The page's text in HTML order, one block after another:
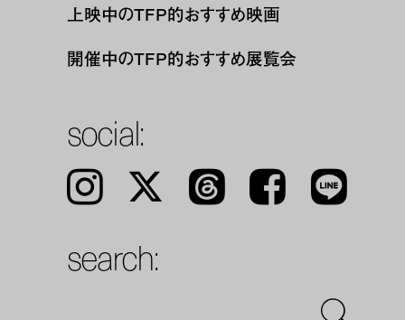
上映中のTFP的おすすめ映画
開催中のTFP的おすすめ展覧会
social:
Instagram 𝕏 Threads Facebook LINE
search: